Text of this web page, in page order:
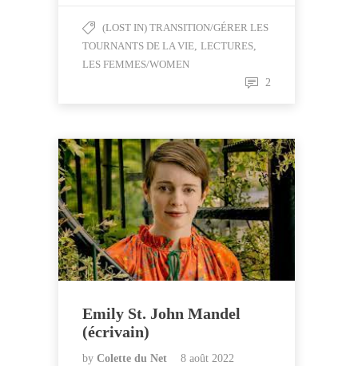
(LOST IN) TRANSITION/GÉRER LES
TOURNANTS DE LA VIE, LECTURES,
LES FEMMES/WOMEN
2
Emily St. John Mandel
(écrivain)
by Colette du Net 8 août 2022